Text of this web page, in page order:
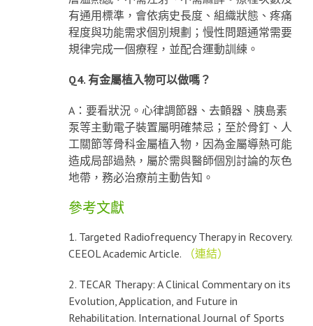
有通用標準，會依病史長度、組織狀態、疼痛
程度與功能需求個別規劃；慢性問題通常需要
規律完成一個療程，並配合運動訓練。
Q4. 有金屬植入物可以做嗎？
A：要看狀況。心律調節器、去顫器、胰島素
泵等主動電子裝置屬明確禁忌；至於骨釘、人
工關節等骨科金屬植入物，因為金屬導熱可能
造成局部過熱，屬於需與醫師個別討論的灰色
地帶，務必治療前主動告知。
參考文獻
1. Targeted Radiofrequency Therapy in Recovery.
CEEOL Academic Article.
（連結）
2. TECAR Therapy: A Clinical Commentary on its
Evolution, Application, and Future in
Rehabilitation. International Journal of Sports